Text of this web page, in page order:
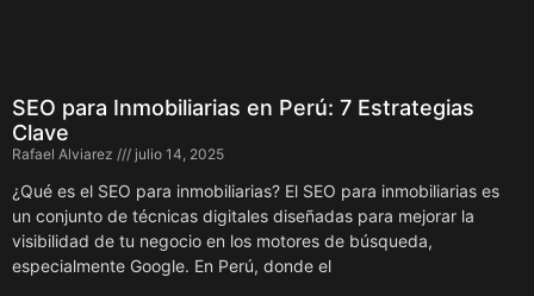
SEO para Inmobiliarias en Perú: 7 Estrategias
Clave
Rafael Alviarez julio 14, 2025
¿Qué es el SEO para inmobiliarias? El SEO para inmobiliarias es
un conjunto de técnicas digitales diseñadas para mejorar la
visibilidad de tu negocio en los motores de búsqueda,
especialmente Google. En Perú, donde el